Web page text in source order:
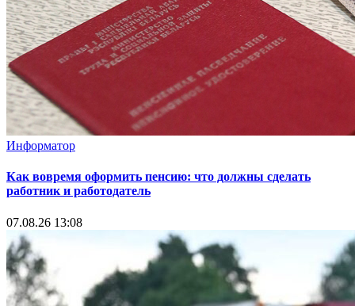
Информатор
Как вовремя оформить пенсию: что должны сделать
работник и работодатель
07.08.26 13:08